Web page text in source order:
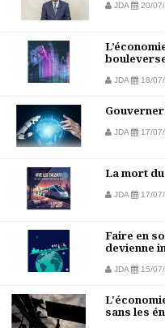
JDA 20/
JDA 18/
JDA 17/
La mort
JDA 17/
Faire en
devienne
JDA 15/
sans les